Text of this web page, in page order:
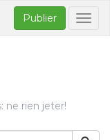
Publier
ne rien jeter!